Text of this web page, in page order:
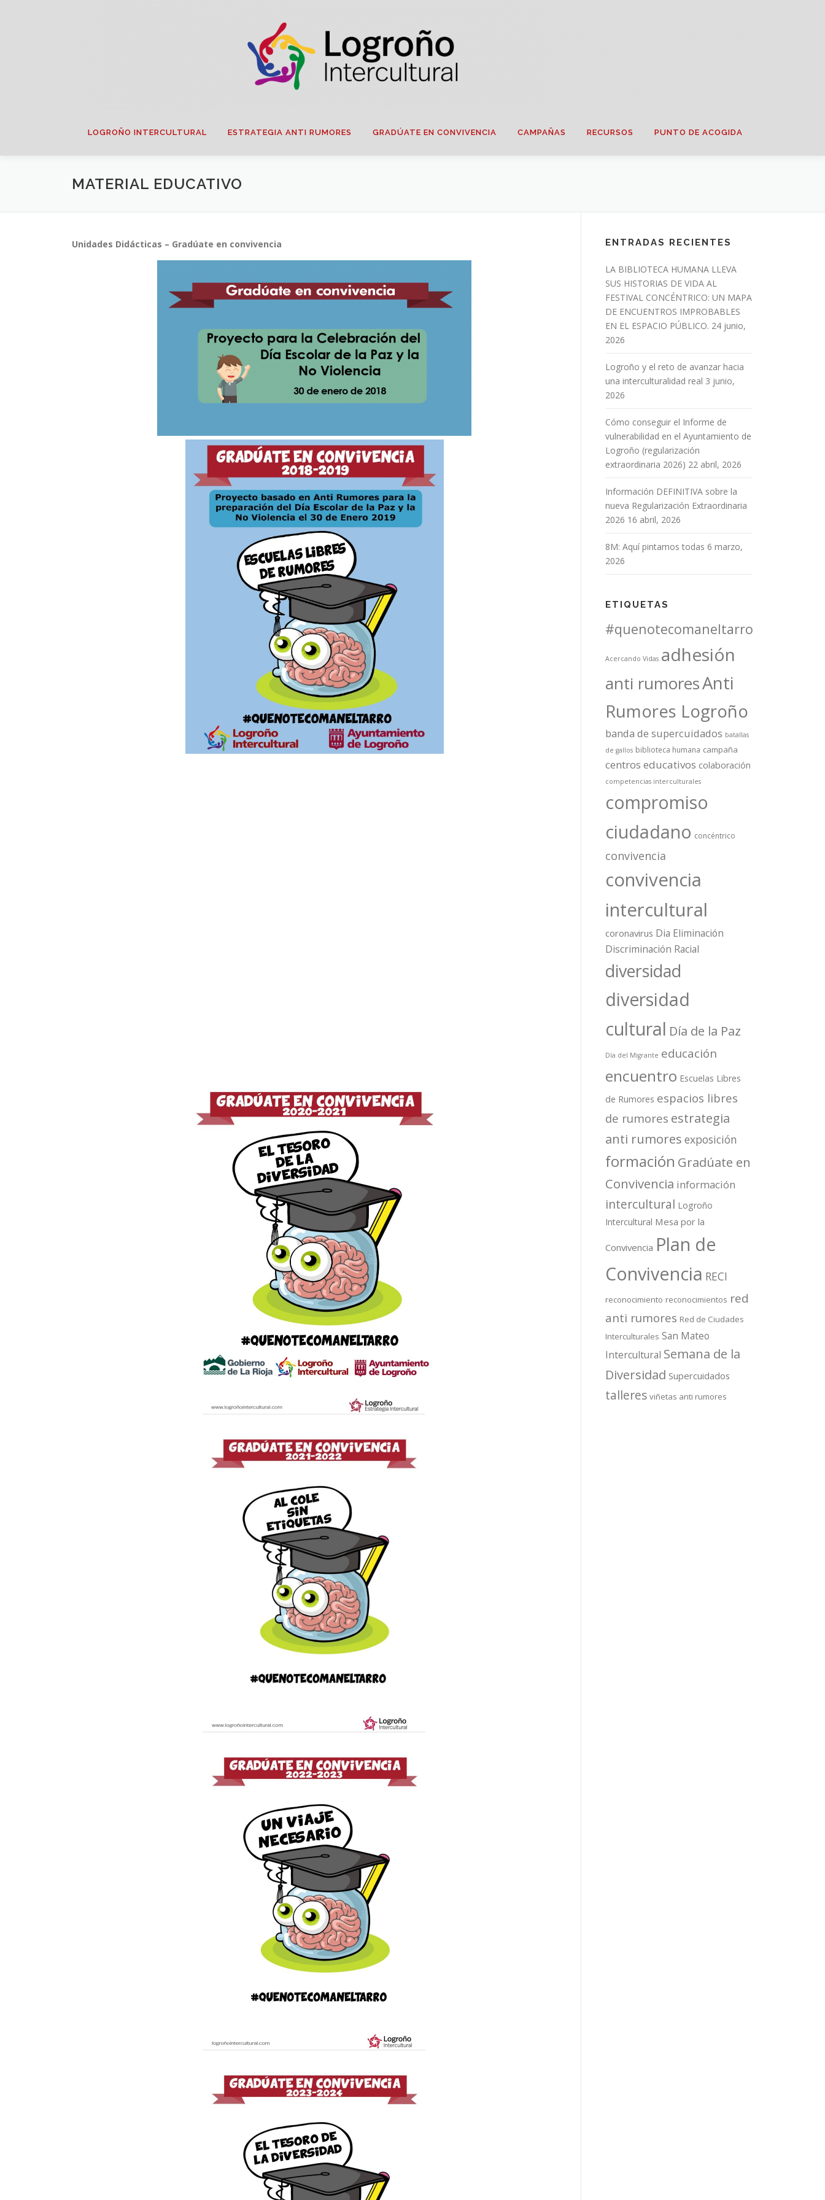
LOGROÑO INTERCULTURAL ESTRATEGIA ANTI RUMORES GRADÚATE EN CONVIVENCIA CAMPAÑAS RECURSOS PUNTO DE ACOGIDA
MATERIAL EDUCATIVO
Unidades Didácticas – Gradúate en convivencia ENTRADAS RECIENTES
LA BIBLIOTECA HUMANA LLEVA
SUS HISTORIAS DE VIDA AL
FESTIVAL CONCÉNTRICO: UN MAPA
DE ENCUENTROS IMPROBABLES
EN EL ESPACIO PÚBLICO. 24 junio,
2026
Logroño y el reto de avanzar hacia
una interculturalidad real 3 junio,
2026
Cómo conseguir el Informe de
vulnerabilidad en el Ayuntamiento de
Logroño (regularización
extraordinaria 2026) 22 abril, 2026
Información DEFINITIVA sobre la
nueva Regularización Extraordinaria
2026 16 abril, 2026
8M: Aquí pintamos todas 6 marzo,
2026
ETIQUETAS
#quenotecomaneltarro
Acercando Vidas adhesión
anti rumoresAnti
Rumores Logroño
banda de supercuidados batallas
de gallos biblioteca humana campaña
centros educativos colaboración
competencias interculturales
compromiso
ciudadano concéntrico
convivencia
convivencia
intercultural
coronavirus Dia Eliminación
Discriminación Racial
diversidad
diversidad
cultural Día de la Paz
Día del Migrante educación
encuentro Escuelas Libres
de Rumores espacios libres
de rumores estrategia
anti rumores exposición
formación Gradúate en
Convivencia información
intercultural Logroño
Intercultural Mesa por la
Convivencia Plan de
Convivencia RECI
reconocimiento reconocimientos red
anti rumores Red de Ciudades
Interculturales San Mateo
Intercultural Semana de la
Diversidad Supercuidados
talleres viñetas anti rumores